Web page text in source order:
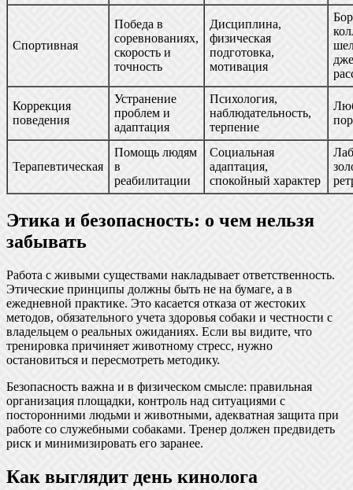
Спортивная
Победа в
соревнованиях,
скорость и
точность
Дисциплина,
физическая
подготовка,
мотивация
Коррекция
поведения
Устранение
проблем и
адаптация
Психология,
наблюдательность,
терпение
Терапевтическая
Помощь людям
в
реабилитации
Социальная
адаптация,
спокойный характер
Этика и безопасность: о чем нельзя
забывать
Работа с живыми существами накладывает ответственность.
Этические принципы должны быть не на бумаге, а в
ежедневной практике. Это касается отказа от жестоких
методов, обязательного учета здоровья собаки и честности с
владельцем о реальных ожиданиях. Если вы видите, что
тренировка причиняет животному стресс, нужно
остановиться и пересмотреть методику.
Безопасность важна и в физическом смысле: правильная
организация площадки, контроль над ситуациями с
посторонними людьми и животными, адекватная защита при
работе со служебными собаками. Тренер должен предвидеть
риск и минимизировать его заранее.
Как выглядит день кинолога